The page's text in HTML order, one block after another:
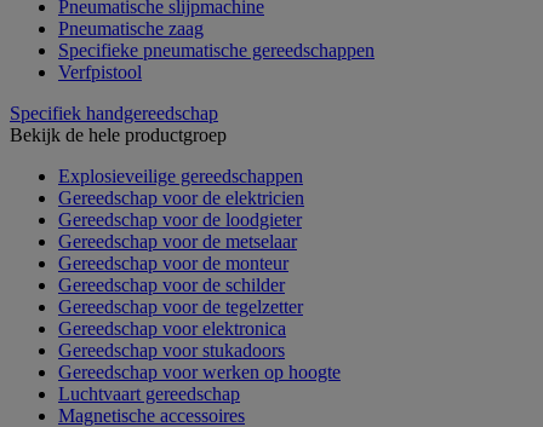
Pneumatische slijpmachine
Pneumatische zaag
Specifieke pneumatische gereedschappen
Verfpistool
Specifiek handgereedschap
Bekijk de hele productgroep
Explosieveilige gereedschappen
Gereedschap voor de elektricien
Gereedschap voor de loodgieter
Gereedschap voor de metselaar
Gereedschap voor de monteur
Gereedschap voor de schilder
Gereedschap voor de tegelzetter
Gereedschap voor elektronica
Gereedschap voor stukadoors
Gereedschap voor werken op hoogte
Luchtvaart gereedschap
Magnetische accessoires